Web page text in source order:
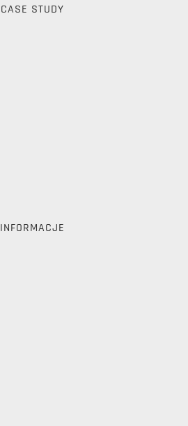
CASE STUDY
INFORMACJE